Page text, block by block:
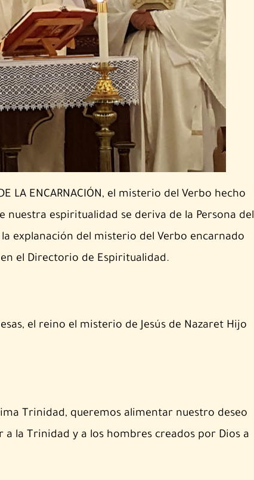
DE LA ENCARNACIÓN, el misterio del Verbo hecho
espiritualidad se deriva de la Persona del
explanación del misterio del Verbo encarnado
el Directorio de Espiritualidad.
el reino el misterio de Jesús de Nazaret Hijo
Trinidad, queremos alimentar nuestro deseo
la Trinidad y a los hombres creados por Dios a